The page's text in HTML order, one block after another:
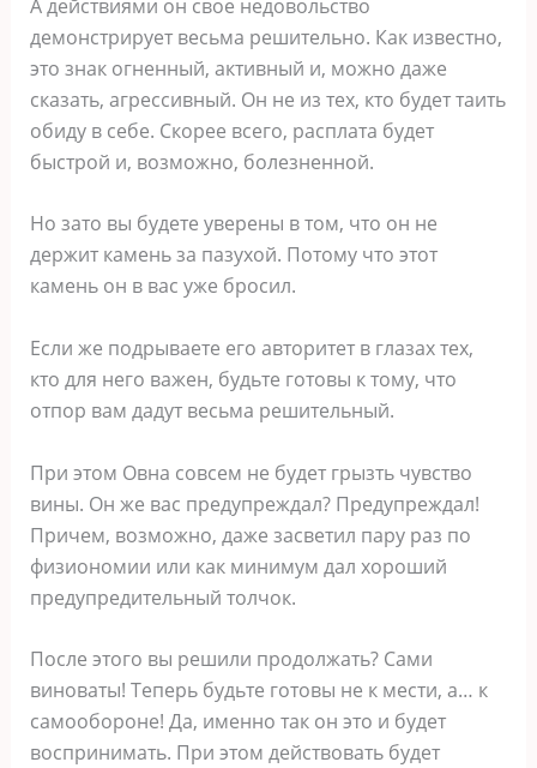
А действиями он свое недовольство
демонстрирует весьма решительно. Как известно,
это знак огненный, активный и, можно даже
сказать, агрессивный. Он не из тех, кто будет таить
обиду в себе. Скорее всего, расплата будет
быстрой и, возможно, болезненной.
Но зато вы будете уверены в том, что он не
держит камень за пазухой. Потому что этот
камень он в вас уже бросил.
Если же подрываете его авторитет в глазах тех,
кто для него важен, будьте готовы к тому, что
отпор вам дадут весьма решительный.
При этом Овна совсем не будет грызть чувство
вины. Он же вас предупреждал? Предупреждал!
Причем, возможно, даже засветил пару раз по
физиономии или как минимум дал хороший
предупредительный толчок.
После этого вы решили продолжать? Сами
виноваты! Теперь будьте готовы не к мести, а… к
самообороне! Да, именно так он это и будет
воспринимать. При этом действовать будет